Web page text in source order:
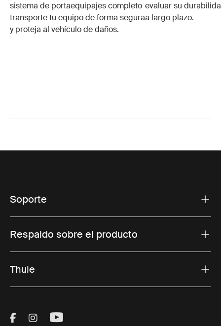
sistema de portaequipajes completo
transporte tu equipo de forma segura
y proteja al vehículo de daños.
evaluar su
a largo plazo.
Soporte
Respaldo sobre el producto
Thule
Visit Thule on Facebook (external link)
Visit Thule on Instagram (external link)
Visit Thule on Youtube (external